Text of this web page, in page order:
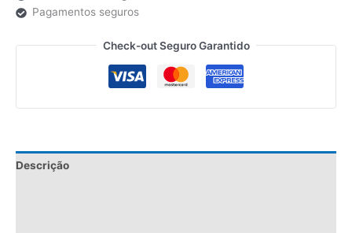
Pagamentos seguros
Check-out Seguro Garantido
Descrição